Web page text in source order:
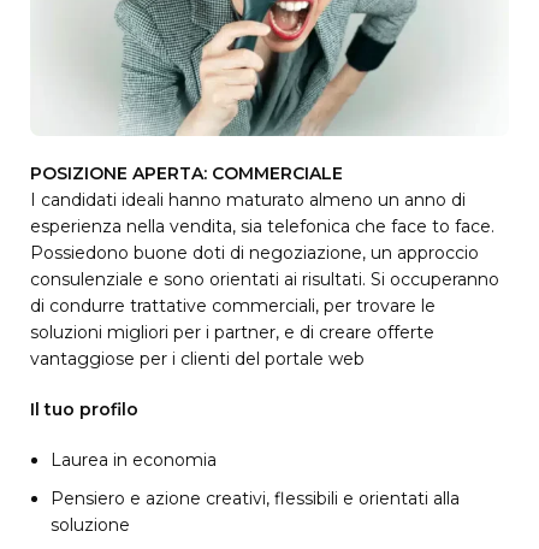
POSIZIONE APERTA: COMMERCIALE
I candidati ideali hanno maturato almeno un anno di
esperienza nella vendita, sia telefonica che face to face.
Possiedono buone doti di negoziazione, un approccio
consulenziale e sono orientati ai risultati. Si occuperanno
di condurre trattative commerciali, per trovare le
soluzioni migliori per i partner, e di creare offerte
vantaggiose per i clienti del portale web
Il tuo profilo
Laurea in economia
Pensiero e azione creativi, flessibili e orientati alla
soluzione